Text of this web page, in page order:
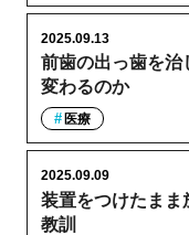
前歯の出っ歯を治
変わるのか
2025.09.13
医療
装置をつけたま
教訓
2025.09.09